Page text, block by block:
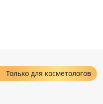
Только для косметологов